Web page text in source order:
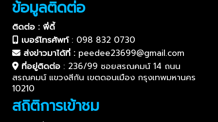
ข้อมูลติดต่อ
ติดต่อ : พี่ดี้
เบอร์โทรศัพท์: 098 832 0730
ส่งข่าวมาได้ที่ : peedee23699@gmail.com
ที่อยู่ติดต่อ : 236/99 ซอยสรณคมน์ 14 ถนน
สรณคมน์ แขวงสีกัน เขตดอนเมือง กรุงเทพมหานคร
10210
สถิติการเข้าชม